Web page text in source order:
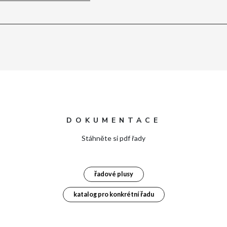
DOKUMENTACE
Stáhněte si pdf řady
řadové plusy
katalog pro konkrétní řadu